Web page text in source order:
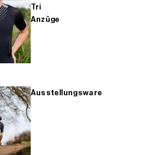
Tri
Anzüge
Ausstellungsware